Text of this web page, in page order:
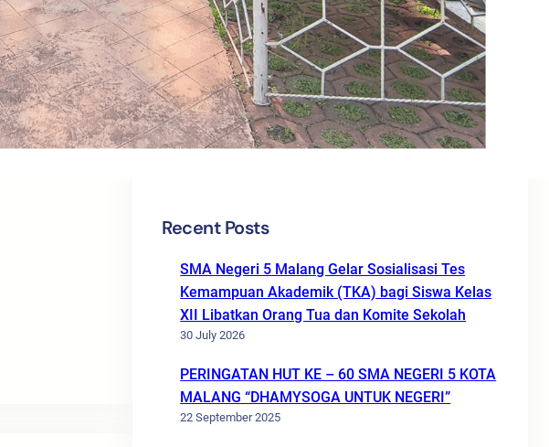
KEGIATAN SEKOLAH
KERJA SAMA
KOLOM GURU
Tak Berkategori
Recent Posts
SMA Negeri 5 Malang Gelar Sosialisasi Tes
Kemampuan Akademik (TKA) bagi Siswa Kelas
XII Libatkan Orang Tua dan Komite Sekolah
30 July 2026
PERINGATAN HUT KE – 60 SMA NEGERI 5 KOTA
MALANG “DHAMYSOGA UNTUK NEGERI”
22 September 2025